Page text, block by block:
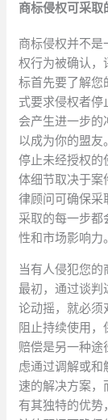
商标侵权可采取
商标侵权并不是
权行为被确认，
标首先要了解您
式要求侵权者停
会产生进一步的
以成为你的盟友
停止未经授权的
体细节取决于案
律顾问可确保采
采取的每一步都
性和市场影响力。
当有人侵犯您的
最初，通过谈判
论动摇，就必须
阻止持续使用
赔偿是另一种途
虑通过调解或和
速的解决方案，
有其独特的优势